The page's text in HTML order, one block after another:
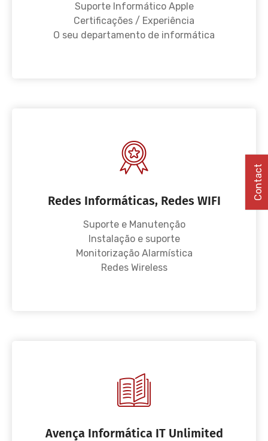
Suporte Informático Apple
Certificações / Experiência
O seu departamento de informática
Redes Informáticas, Redes WIFI
Suporte e Manutenção
Instalação e suporte
Monitorização Alarmística
Redes Wireless
Avença Informática IT Unlimited
Contact